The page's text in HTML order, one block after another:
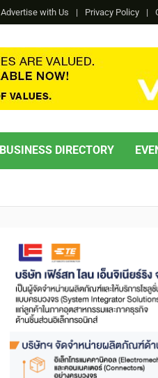
Advertise with Us Privacy Policy
BUSINESS DIRECTORY